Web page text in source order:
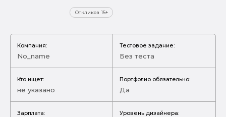
Откликов 15+
Компания:
No_name
Тестовое задание:
Без теста
Кто ищет:
не указано
Портфолио обязательно:
Да
Зарплата: Уровень дизайнера: